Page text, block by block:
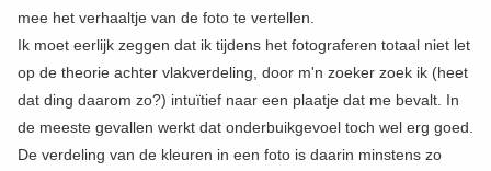
mee het verhaaltje van de foto te vertellen.
Ik moet eerlijk zeggen dat ik tijdens het fotograferen totaal niet let
op de theorie achter vlakverdeling, door m'n zoeker zoek ik (heet
dat ding daarom zo?) intuïtief naar een plaatje dat me bevalt. In
de meeste gevallen werkt dat onderbuikgevoel toch wel erg goed.
De verdeling van de kleuren in een foto is daarin minstens zo